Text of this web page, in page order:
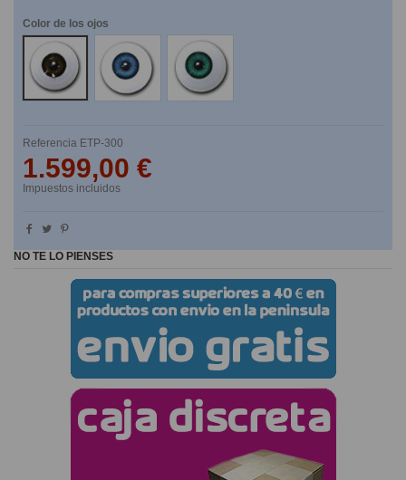
Color de los ojos
Marrones
Azules Verdes
Referencia ETP-300
1.599,00 €
Impuestos incluidos
NO TE LO PIENSES